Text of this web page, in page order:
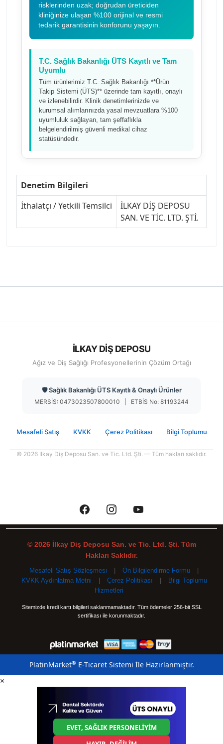
risklerinden uzak; doğrudan üreticiden
kliniğinize ulaşan %100 orijinal ve resmi
tedarik garantisinin konforunu yaşayın.
T.C. Sağlık Bakanlığı ÜTS Kayıtlı ve Tam
Uyumlu
Tüm ürünlerimiz T.C. Sağlık Bakanlığı **Ürün
Takip Sistemi (ÜTS)** üzerinde tam kayıtlı, onaylı
ve izlenebilirdir. Klinik denetimlerinizde ve
kurumsal alımlarınızda yasal mevzuatlara %100
uyumluluk sağlayan, tam şeffaflıkla
belgelendirilmiş güvenli medikal cihaz
statüsündedir.
Denetim Bilgileri
İthalatçı / Yetkili Temsilci
İLKAY DİŞ DEPOSU
SAN. VE TİC. LTD. ŞTİ.
İLKAY DİŞ DEPOSU
Ağız ve Diş Sağlığı Profesyonellerinin Çözüm Ortağı
🛡️ Sağlık Bakanlığı ÜTS Kayıtlı & Onaylı Ürünler
MERSİS: 0473023507800010 | ETBİS No: 81193244
Mesafeli Satış KVKK Çerez Politikası Bilgi Toplumu
© 2026 İlkay Diş Deposu San. ve Tic. Ltd. Şti. — Tüm hakları saklıdır.
© 2026 İlkay Diş Deposu San. ve Tic. Ltd. Şti. Tüm
Hakları Saklıdır.
Mesafeli Satış Sözleşmesi Ön Bilgilendirme Formu
KVKK Aydınlatma Metni
Çerez Politikası
Bilgi Toplumu
Hizmetleri
Sitemizde kredi kartı bilgileri saklanmamaktadır. Tüm ödemeler 256-bit SSL
sertifikası ile korunmaktadır.
PlatinMarket®E-Ticaret Sistemi İle Hazırlanmıştır.
×
EVET, SAĞLIK PERSONELİYİM